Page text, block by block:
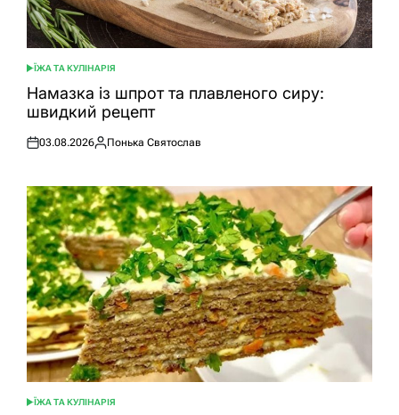
ОПУБЛІКУВАТИ
У
ЇЖА ТА КУЛІНАРІЯ
Намазка із шпрот та плавленого сиру:
швидкий рецепт
Оприлюднено
03.08.2026
Опубліковано
Понька Святослав
ОПУБЛІКУВАТИ
ЇЖА ТА КУЛІНАРІЯ